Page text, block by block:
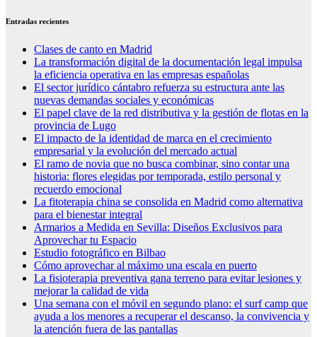
Entradas recientes
Clases de canto en Madrid
La transformación digital de la documentación legal impulsa
la eficiencia operativa en las empresas españolas
El sector jurídico cántabro refuerza su estructura ante las
nuevas demandas sociales y económicas
El papel clave de la red distributiva y la gestión de flotas en la
provincia de Lugo
El impacto de la identidad de marca en el crecimiento
empresarial y la evolución del mercado actual
El ramo de novia que no busca combinar, sino contar una
historia: flores elegidas por temporada, estilo personal y
recuerdo emocional
La fitoterapia china se consolida en Madrid como alternativa
para el bienestar integral
Armarios a Medida en Sevilla: Diseños Exclusivos para
Aprovechar tu Espacio
Estudio fotográfico en Bilbao
Cómo aprovechar al máximo una escala en puerto
La fisioterapia preventiva gana terreno para evitar lesiones y
mejorar la calidad de vida
Una semana con el móvil en segundo plano: el surf camp que
ayuda a los menores a recuperar el descanso, la convivencia y
la atención fuera de las pantallas